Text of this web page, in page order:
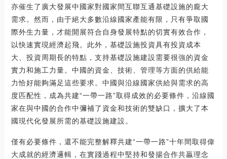
亦催生了廣大發展中國家對國家間互聯互通基礎設施的龐大
需求。然而，由于絕大多數沿線國家產能有限，只有爭取國
際外生力量，才能開展符合自身發展特點的切實有效合作，
以快速實現經濟起飛。此外，基礎設施投資具有投資成本
大、投資周期長的特點，支持基礎設施建設需要很強的資金
實力和施工力量。中國的資金、技術、管理等方面的供給能
力恰好能夠滿足這些要求。中國與沿線國家供給與需求的高
度匹配性，成為共建“一帶一路”取得成效的必要條件，沿線國
家在與中國的合作中彌補了資金和技術的雙缺口，擴大了本
國現代化發展所需的基礎設施建設。
僅有必要條件，還不能完整解釋共建“一帶一路”十年間取得偉
大成就的經濟邏輯，在實踐過程中堅持和發揚合作共贏理念